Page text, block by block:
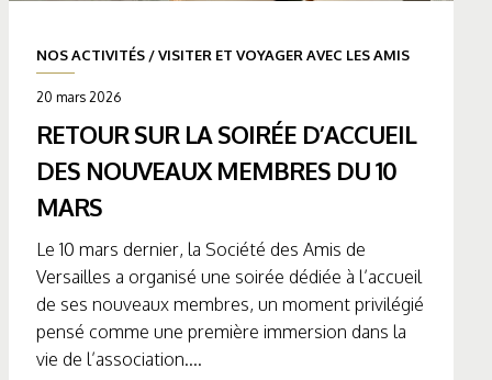
NOS ACTIVITÉS /VISITER ET VOYAGER AVEC LES AMIS
20 mars 2026
RETOUR SUR LA SOIRÉE D’ACCUEIL
DES NOUVEAUX MEMBRES DU 10
MARS
Le 10 mars dernier, la Société des Amis de
Versailles a organisé une soirée dédiée à l’accueil
de ses nouveaux membres, un moment privilégié
pensé comme une première immersion dans la
vie de l’association....